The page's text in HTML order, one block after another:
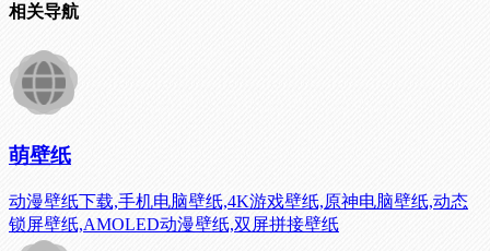
相关导航
萌壁纸
动漫壁纸下载,手机电脑壁纸,4K游戏壁纸,原神电脑壁纸,动态
锁屏壁纸,AMOLED动漫壁纸,双屏拼接壁纸